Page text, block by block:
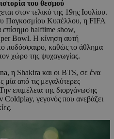
του θεσμού
στον τελικό της 19ης Ιουλίου.
Παγκοσμίου Κυπέλλου, η FIFA
halftime show,
Bowl. Η κίνηση αυτή
ποδόσφαιρο, καθώς το άθλημα
χώρο της ψυχαγωγίας.
η Shakira και οι BTS, σε ένα
μία από τις μεγαλύτερες
επιμέλεια της διοργάνωσης
Coldplay, γεγονός που ανεβάζει